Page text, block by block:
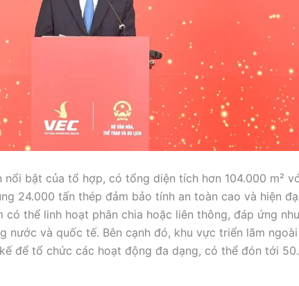
nổi bật của tổ hợp, có tổng diện tích hơn 104.000 m²
24.000 tấn thép đảm bảo tính an toàn cao và hiện
có thể linh hoạt phân chia hoặc liên thông, đáp ứng
nước và quốc tế. Bên cạnh đó, khu vực triển lãm
để tổ chức các hoạt động đa dạng, có thể đón tới